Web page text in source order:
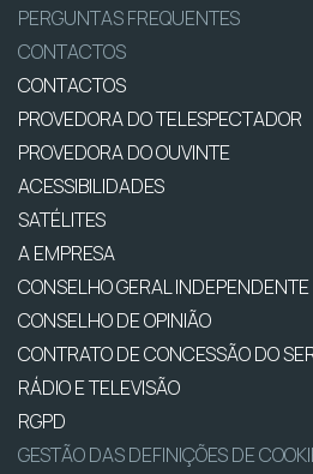
PERGUNTAS FREQUENTES
CONTACTOS
CONTACTOS
PROVEDORA DO TELESPECTADOR
PROVEDORA DO OUVINTE
ACESSIBILIDADES
SATÉLITES
A EMPRESA
CONSELHO GERAL INDEPENDENTE
CONSELHO DE OPINIÃO
CONTRATO DE CONCESSÃO DO
RÁDIO E TELEVISÃO
RGPD
GESTÃO DAS DEFINIÇÕES DE